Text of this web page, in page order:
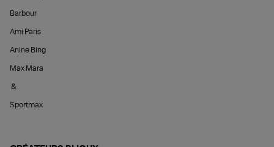
Barbour
Ami Paris
Anine Bing
Max Mara
&
Sportmax